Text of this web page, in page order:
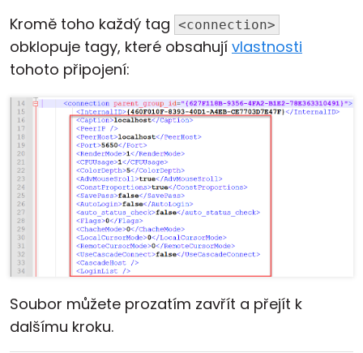
Kromě toho každý tag <connection>
obklopuje tagy, které obsahují vlastnosti
tohoto připojení:
Soubor můžete prozatím zavřít a přejít k
dalšímu kroku.